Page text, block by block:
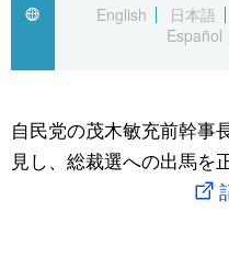
国際
文化
アーカイブ
Japan Data
動画/Live
スポーツ・東京2020
English
日本語
Español
自民党の茂木敏充前幹事
見し、総裁選への出馬を